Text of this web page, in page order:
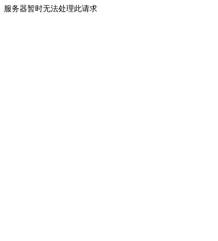
服务器暂时无法处理此请求